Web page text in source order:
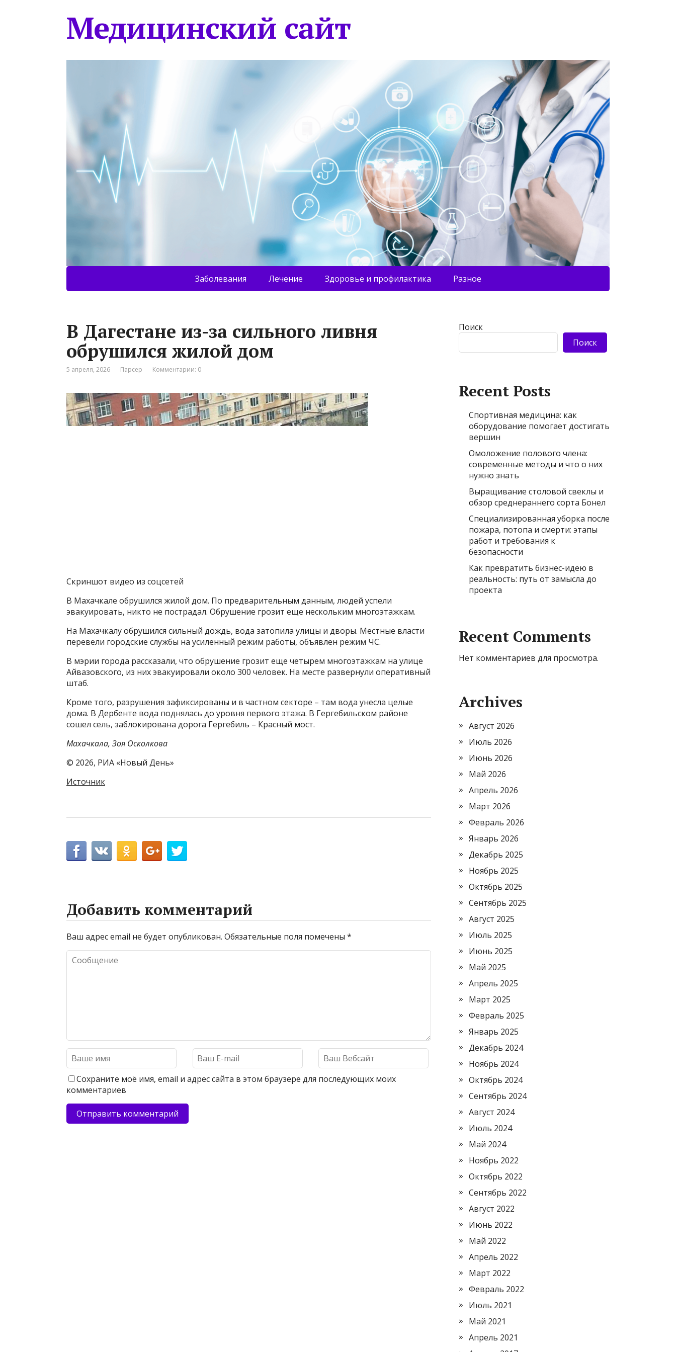
Медицинский сайт
Заболевания Лечение Здоровье и профилактика Разное
В Дагестане из-за сильного ливня
обрушился жилой дом
5 апреля, 2026 Парсер Комментарии: 0
Скриншот видео из соцсетей
В Махачкале обрушился жилой дом. По предварительным данным, людей успели
эвакуировать, никто не пострадал. Обрушение грозит еще нескольким многоэтажкам.
На Махачкалу обрушился сильный дождь, вода затопила улицы и дворы. Местные власти
перевели городские службы на усиленный режим работы, объявлен режим ЧС.
В мэрии города рассказали, что обрушение грозит еще четырем многоэтажкам на улице
Айвазовского, из них эвакуировали около 300 человек. На месте развернули оперативный
штаб.
Кроме того, разрушения зафиксированы и в частном секторе – там вода унесла целые
дома. В Дербенте вода поднялась до уровня первого этажа. В Гергебильском районе
сошел сель, заблокирована дорога Гергебиль – Красный мост.
Махачкала, Зоя Осколкова
© 2026, РИА «Новый День»
Источник
Добавить комментарий
Ваш адрес email не будет опубликован. Обязательные поля помечены *
Сохраните моё имя, email и адрес сайта в этом браузере для последующих моих
комментариев
Поиск
Поиск
Recent Posts
Спортивная медицина: как
оборудование помогает достигать
вершин
Омоложение полового члена:
современные методы и что о них
нужно знать
Выращивание столовой свеклы и
обзор среднераннего сорта Бонел
Специализированная уборка после
пожара, потопа и смерти: этапы
работ и требования к
безопасности
Как превратить бизнес-идею в
реальность: путь от замысла до
проекта
Recent Comments
Нет комментариев для просмотра.
Archives
Август 2026
Июль 2026
Июнь 2026
Май 2026
Апрель 2026
Март 2026
Февраль 2026
Январь 2026
Декабрь 2025
Ноябрь 2025
Октябрь 2025
Сентябрь 2025
Август 2025
Июль 2025
Июнь 2025
Май 2025
Апрель 2025
Март 2025
Февраль 2025
Январь 2025
Декабрь 2024
Ноябрь 2024
Октябрь 2024
Сентябрь 2024
Август 2024
Июль 2024
Май 2024
Ноябрь 2022
Октябрь 2022
Сентябрь 2022
Август 2022
Июнь 2022
Май 2022
Апрель 2022
Март 2022
Февраль 2022
Июль 2021
Май 2021
Апрель 2021